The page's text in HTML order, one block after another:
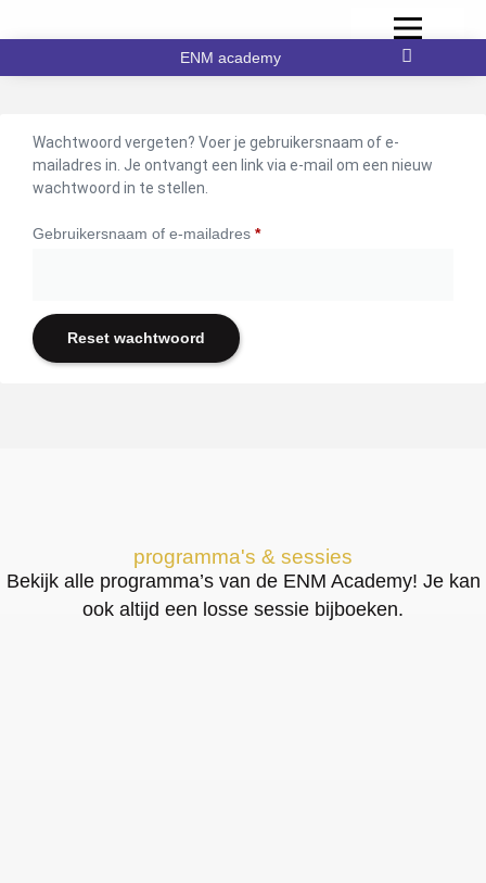
ENM academy
Wachtwoord vergeten? Voer je gebruikersnaam of e-
mailadres in. Je ontvangt een link via e-mail om een nieuw
wachtwoord in te stellen.
Gebruikersnaam of e-mailadres *
Reset wachtwoord
programma's & sessies
Bekijk alle programma’s van de ENM Academy! Je kan
ook altijd een losse sessie bijboeken.